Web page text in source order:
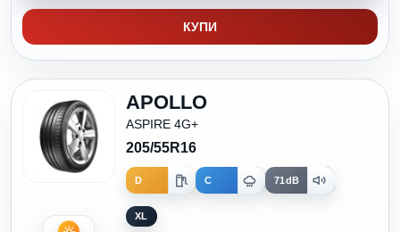
КУПИ
APOLLO
ASPIRE 4G+
205/55R16
D C 71dB
XL